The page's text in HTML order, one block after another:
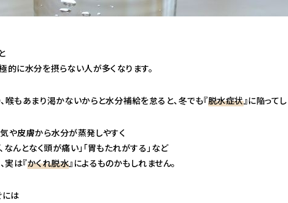
的に水分を摂らない人が多くなります。
喉もあまり渇かないからと水分補給を怠ると、冬でも『脱水症状』に陥って
や皮膚から水分が蒸発しやすく
なんとなく頭が痛い」「胃もたれがする」など
は『かくれ脱水』によるものかもしれません。
には